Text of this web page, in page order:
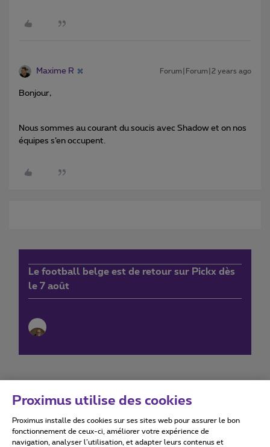
Maxime R Forum|Forum|2 years ago
Bonjour,
Nous sommes au courant du soucis avec Shadow et on nos
équipes s’en occupent.
Le football belge est de retour sur Pickx dès
le 7 août
Conditions d'utilisation Accessibility statement
Proximus utilise des cookies
Proximus installe des cookies sur ses sites web pour assurer le bon
fonctionnement de ceux-ci, améliorer votre expérience de
navigation, analyser l’utilisation, et adapter leurs contenus et